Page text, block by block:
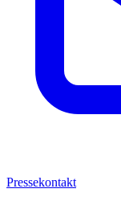
Pressekontakt